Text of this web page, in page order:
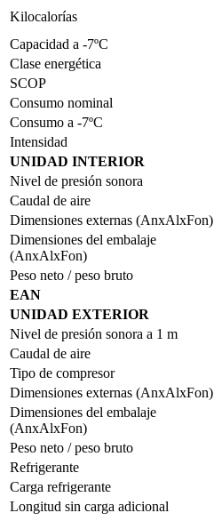
Kilocalorías
Capacidad a -7ºC
Clase energética
SCOP
Consumo nominal
Consumo a -7ºC
Intensidad
UNIDAD INTERIOR
Nivel de presión sonora
Caudal de aire
Dimensiones externas (AnxAlxFon)
Dimensiones del embalaje
(AnxAlxFon)
Peso neto / peso bruto
EAN
UNIDAD EXTERIOR
Nivel de presión sonora a 1 m
Caudal de aire
Tipo de compresor
Dimensiones externas (AnxAlxFon)
Dimensiones del embalaje
(AnxAlxFon)
Peso neto / peso bruto
Refrigerante
Carga refrigerante
Longitud sin carga adicional